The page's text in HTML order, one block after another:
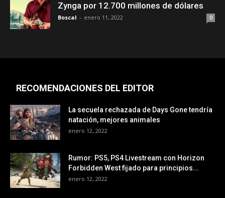
Zynga por 12.700 millones de dólares
Boscal - enero 11, 2022 0
RECOMENDACIONES DEL EDITOR
La secuela rechazada de Days Gone tendría
natación, mejores animales
enero 12, 2022
Rumor: PS5, PS4 Livestream con Horizon
Forbidden West fijado para principios...
enero 12, 2022